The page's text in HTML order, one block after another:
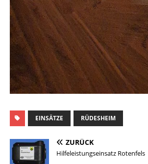
EINSÄTZE RÜDESHEIM
ZURÜCK
Hilfeleistungseinsatz Rotenfels